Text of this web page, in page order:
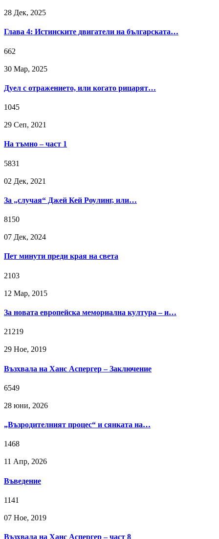
28 Дек, 2025
Глава 4: Истинските двигатели на българската…
662
30 Мар, 2025
Дуел с отражението, или когато рицарят…
1045
29 Сeп, 2021
На тъмно – част 1
5831
02 Дек, 2021
За „случая“ Джей Кей Роулинг, или…
8150
07 Дек, 2024
Пет минути преди края на света
2103
12 Мар, 2015
За новата европейска мемориална култура – и…
21219
29 Ное, 2019
Възхвала на Ханс Аспергер – Заключение
6549
28 юни, 2026
„Възродителният процес“ и сянката на…
1468
11 Апр, 2026
Въведение
1141
07 Ное, 2019
Възхвала на Ханс Аспергер – част 8